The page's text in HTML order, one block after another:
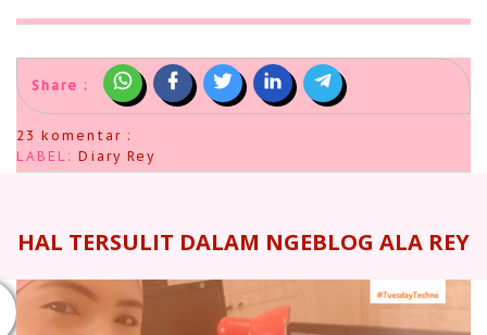
Share :
23 komentar :
LABEL: Diary Rey
HAL TERSULIT DALAM NGEBLOG ALA REY